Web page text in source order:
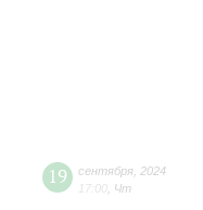
19 сентября 2024
17:00 Чт